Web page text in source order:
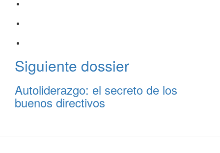
Siguiente dossier
Autoliderazgo: el secreto de los
buenos directivos